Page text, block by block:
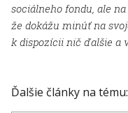
sociálneho fondu, ale
že dokážu minúť na
k dispozícii nič ďalšie a
Ďalšie články na tému: